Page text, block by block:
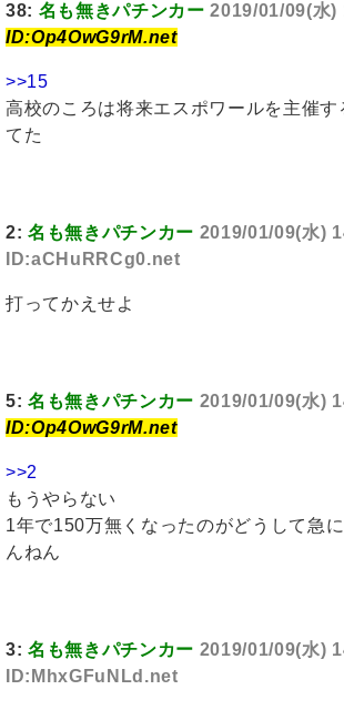
38: 名も無きパチンカー 2019/01/09(水
ID:Op4OwG9rM.net
>>15
高校のころは将来エスポワールを主催す
てた
2: 名も無きパチンカー 2019/01/09(水)
ID:aCHuRRCg0.net
打ってかえせよ
5: 名も無きパチンカー 2019/01/09(水)
ID:Op4OwG9rM.net
>>2
もうやらない
1年で150万無くなったのがどうして急
んねん
3: 名も無きパチンカー 2019/01/09(水)
ID:MhxGFuNLd.net